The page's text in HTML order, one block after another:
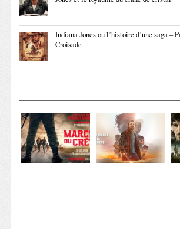
Indiana Jones ou l’histoire d’une saga –
Croisade